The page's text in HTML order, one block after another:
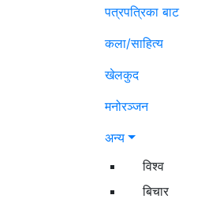
पत्रपत्रिका बाट
कला/साहित्य
खेलकुद
मनोरञ्जन
अन्य
विश्व
बिचार